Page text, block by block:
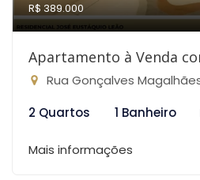
R$ 389.000
Apartamento à Venda
Rua Gonçalves Magalhães, 53 -
2 Quartos
1 Banheiro
Mais informações